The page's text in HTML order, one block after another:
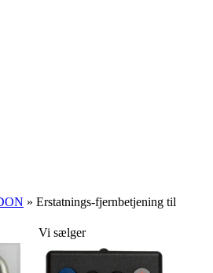
» Erstatnings-fjernbetjening til
Vi sælger